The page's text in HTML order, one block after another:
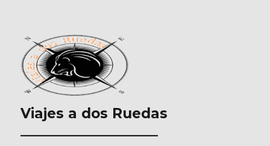
Viajes a dos Ruedas
___________________